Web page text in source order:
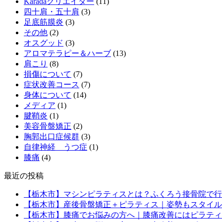
四十肩・五十肩 (3)
足底筋膜炎 (3)
その他 (2)
オスグッド (3)
アロマテラピー＆ハーブ (13)
肩こり (8)
損傷について (7)
症状改善コース (7)
身体について (14)
メディア (1)
腱鞘炎 (1)
美容骨盤矯正 (2)
胸郭出口症候群 (3)
自律神経 うつ症 (1)
膝痛 (4)
最近の投稿
【栃木市】マシンピラティスとは？ふくろう接骨院で
【栃木市】産後骨盤矯正＋ピラティス｜姿勢もスタイ
【栃木市】膝痛でお悩みの方へ｜膝痛改善にはピラテ